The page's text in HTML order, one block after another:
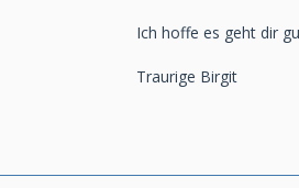
Ich hoffe es geht dir
Traurige Birgit